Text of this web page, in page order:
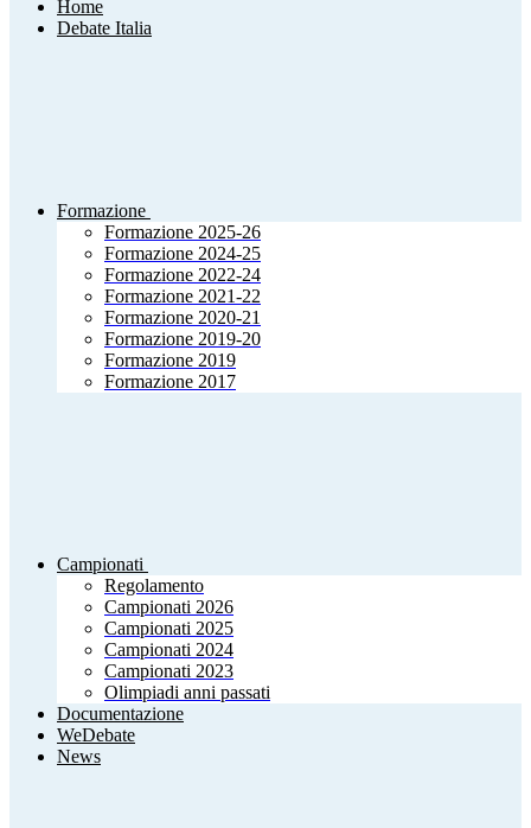
Home
Debate Italia
Formazione
Formazione 2025-26
Formazione 2024-25
Formazione 2022-24
Formazione 2021-22
Formazione 2020-21
Formazione 2019-20
Formazione 2019
Formazione 2017
Campionati
Regolamento
Campionati 2026
Campionati 2025
Campionati 2024
Campionati 2023
Olimpiadi anni passati
Documentazione
WeDebate
News